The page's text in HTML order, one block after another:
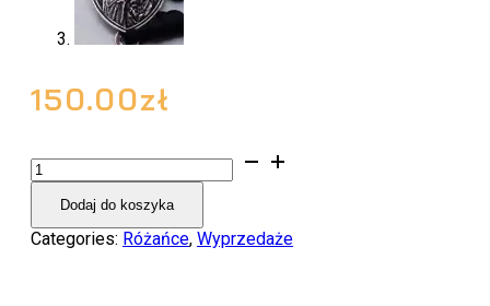
150.00zł
ilość
Różaniec
Matka
Dodaj do koszyka
Categories: Różańce, Wyprzedaże